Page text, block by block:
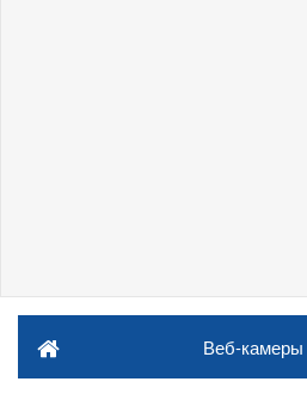
Веб-камеры